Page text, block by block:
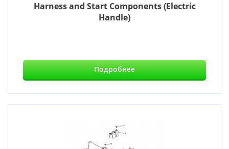
Harness and Start Components (Electric
Handle)
Подробнее